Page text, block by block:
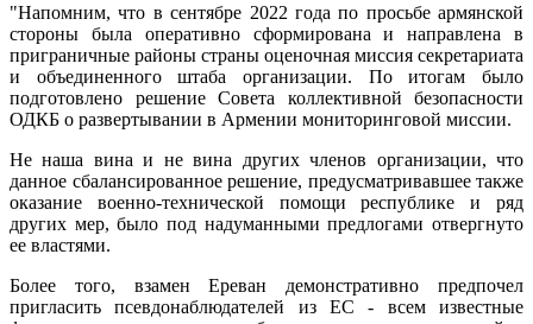
"Напомним, что в сентябре 2022 года по просьбе армянской
стороны была оперативно сформирована и направлена в
приграничные районы страны оценочная миссия секретариата
и объединенного штаба организации. По итогам было
подготовлено решение Совета коллективной безопасности
ОДКБ о развертывании в Армении мониторинговой миссии.
Не наша вина и не вина других членов организации, что
данное сбалансированное решение, предусматривавшее также
оказание военно-технической помощи республике и ряд
других мер, было под надуманными предлогами отвергнуто
ее властями.
Более того, взамен Ереван демонстративно предпочел
пригласить псевдонаблюдателей из ЕС - всем известные